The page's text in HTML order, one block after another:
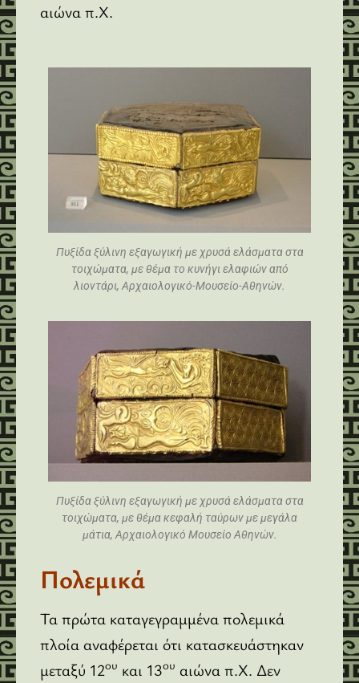
αιώνα π.Χ.
Πυξίδα ξύλινη εξαγωγική με χρυσά ελάσματα στα
τοιχώματα, με θέμα το κυνήγι ελαφιών από
λιοντάρι, Αρχαιολογικό-Μουσείο-Αθηνών.
Πυξίδα ξύλινη εξαγωγική με χρυσά ελάσματα στα
τοιχώματα, με θέμα κεφαλή ταύρων με μεγάλα
μάτια, Αρχαιολογικό Μουσείο Αθηνών.
Πολεμικά
Τα πρώτα καταγεγραμμένα πολεμικά
πλοία αναφέρεται ότι κατασκευάστηκαν
μεταξύ 12ου και 13ου αιώνα π.Χ. Δεν